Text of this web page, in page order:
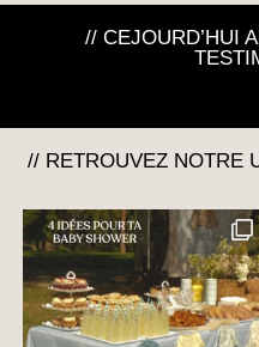
// CEJOURD’HUI
// RETROUVEZ NOTRE